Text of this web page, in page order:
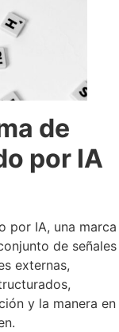
de
por IA
por IA, una marca
de señales
externas,
y la manera en